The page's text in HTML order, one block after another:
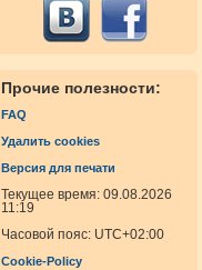
Прочие полезности:
FAQ
Удалить cookies
Версия для печати
Текущее время: 09.08.2026
11:19
Часовой пояс: UTC+02:00
Cookie-Policy